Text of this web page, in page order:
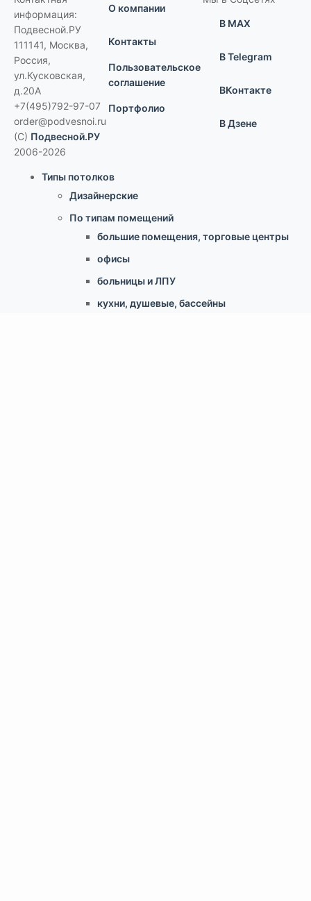
информация:
Подвесной.РУ
111141, Москва,
Россия,
ул.Кусковская,
д.20А
+7(495)792-97-07
order@podvesnoi.ru
(C) Подвесной.РУ
2006-2026
О компании
Контакты
Пользовательское
соглашение
Портфолио
В MAX
В Telegram
ВКонтакте
В Дзене
Типы потолков
Дизайнерские
По типам помещений
большие помещения, торговые центры
офисы
больницы и ЛПУ
кухни, душевые, бассейны